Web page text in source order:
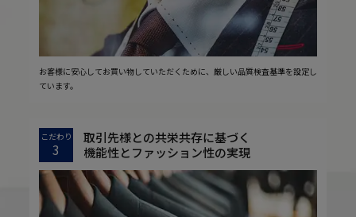
お客様に安心してお買い物していただくために、厳しい品質検査基準を設定し
ています。
こだわり
3
取引先様との共栄共存に基づく
機能性とファッション性の実現